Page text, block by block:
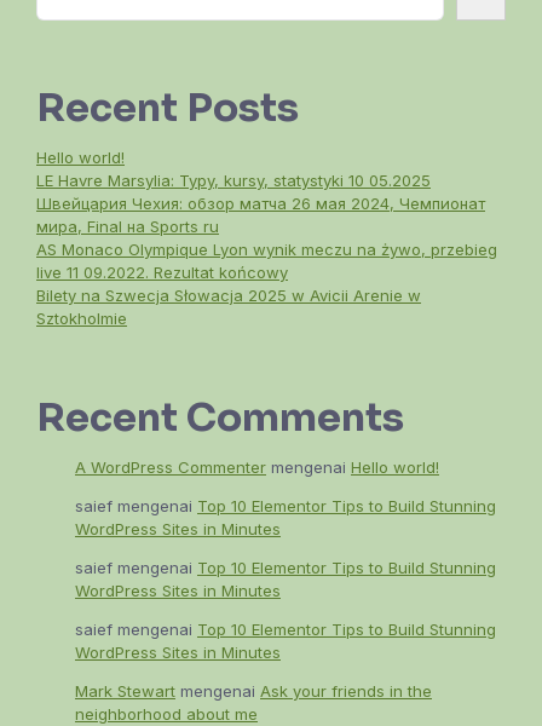
Recent Posts
Hello world!
LE Havre Marsylia: Typy, kursy, statystyki 10 05.2025
Швейцария Чехия: обзор матча 26 мая 2024, Чемпионат
мира, Final на Sports ru
AS Monaco Olympique Lyon wynik meczu na żywo, przebieg
live 11 09.2022. Rezultat końcowy
Bilety na Szwecja Słowacja 2025 w Avicii Arenie w
Sztokholmie
Recent Comments
A WordPress Commenter mengenai Hello world!
saief mengenai Top 10 Elementor Tips to Build Stunning
WordPress Sites in Minutes
saief mengenai Top 10 Elementor Tips to Build Stunning
WordPress Sites in Minutes
saief mengenai Top 10 Elementor Tips to Build Stunning
WordPress Sites in Minutes
Mark Stewart mengenai Ask your friends in the
neighborhood about me